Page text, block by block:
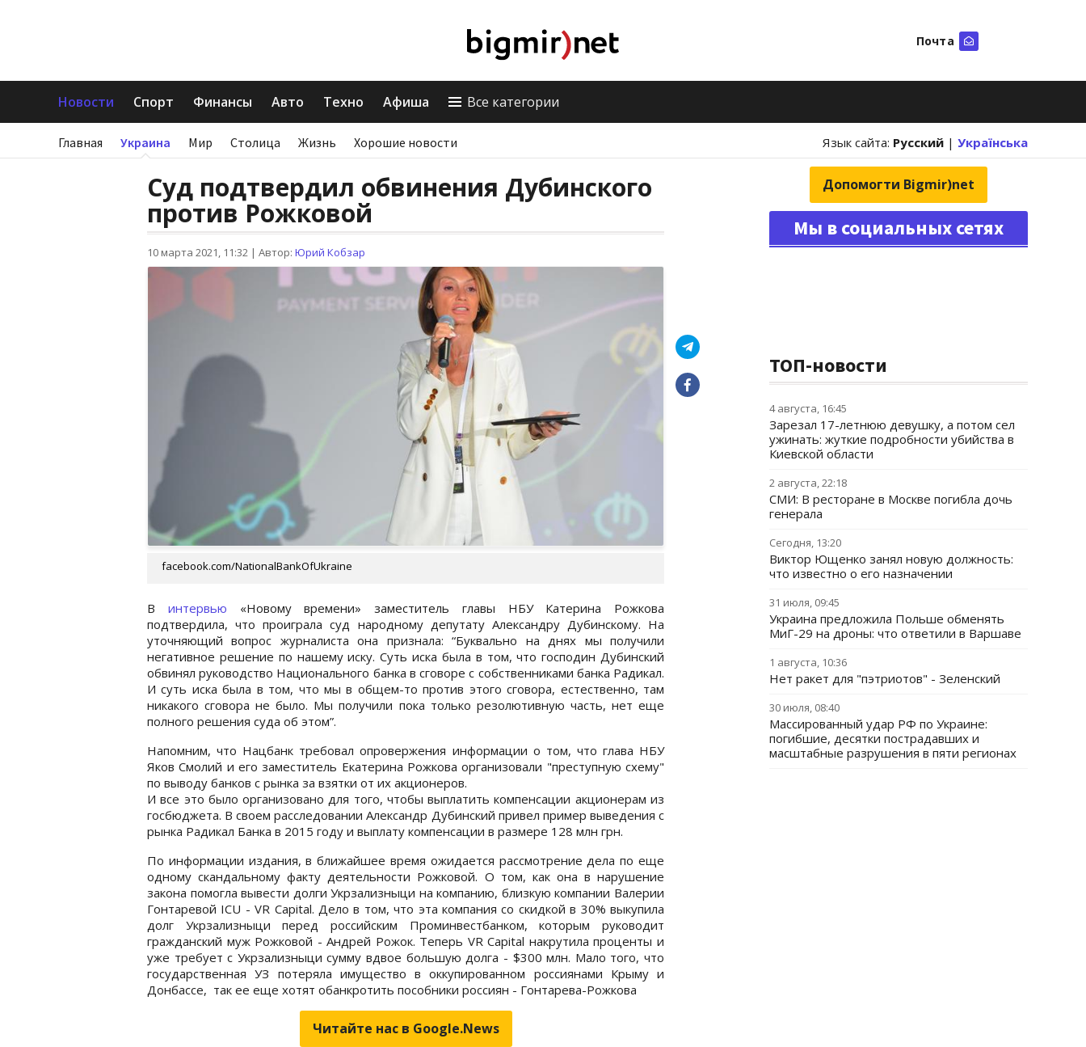
Почта
Новости Спорт Финансы Авто Техно Афиша Все категории
Главная Украина Мир Столица Жизнь Хорошие новости Язык сайта: Русский | Українська
Суд подтвердил обвинения Дубинского
против Рожковой
10 марта 2021, 11:32 | Автор: Юрий Кобзар
facebook.com/NationalBankOfUkraine
В интервью «Новому времени» заместитель главы НБУ Катерина Рожкова
подтвердила, что проиграла суд народному депутату Александру Дубинскому. На
уточняющий вопрос журналиста она признала: “Буквально на днях мы получили
негативное решение по нашему иску. Суть иска была в том, что господин Дубинский
обвинял руководство Национального банка в сговоре с собственниками банка Радикал.
И суть иска была в том, что мы в общем-то против этого сговора, естественно, там
никакого сговора не было. Мы получили пока только резолютивную часть, нет еще
полного решения суда об этом”.
Напомним, что Нацбанк требовал опровержения информации о том, что глава НБУ
Яков Смолий и его заместитель Екатерина Рожкова организовали "преступную схему"
по выводу банков с рынка за взятки от их акционеров.
И все это было организовано для того, чтобы выплатить компенсации акционерам из
госбюджета. В своем расследовании Александр Дубинский привел пример выведения с
рынка Радикал Банка в 2015 году и выплату компенсации в размере 128 млн грн.
По информации издания, в ближайшее время ожидается рассмотрение дела по еще
одному скандальному факту деятельности Рожковой. О том, как она в нарушение
закона помогла вывести долги Укрзализныци на компанию, близкую компании Валерии
Гонтаревой ICU - VR Capital. Дело в том, что эта компания со скидкой в 30% выкупила
долг Укрзализныци перед российским Проминвестбанком, которым руководит
гражданский муж Рожковой - Андрей Рожок. Теперь VR Capital накрутила проценты и
уже требует с Укрзализныци сумму вдвое большую долга - $300 млн. Мало того, что
государственная УЗ потеряла имущество в оккупированном россиянами Крыму и
Донбассе, так ее еще хотят обанкротить пособники россиян - Гонтарева-Рожкова
Читайте нас в Google.News
Допомогти Bigmir)net
Мы в социальных сетях
ТОП-новости
4 августа, 16:45
Зарезал 17-летнюю девушку, а потом сел
ужинать: жуткие подробности убийства в
Киевской области
2 августа, 22:18
СМИ: В ресторане в Москве погибла дочь
генерала
Сегодня, 13:20
Виктор Ющенко занял новую должность:
что известно о его назначении
31 июля, 09:45
Украина предложила Польше обменять
МиГ-29 на дроны: что ответили в Варшаве
1 августа, 10:36
Нет ракет для "пэтриотов" - Зеленский
30 июля, 08:40
Массированный удар РФ по Украине:
погибшие, десятки пострадавших и
масштабные разрушения в пяти регионах